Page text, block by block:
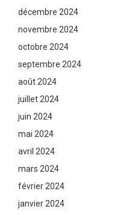
décembre 2024
novembre 2024
octobre 2024
septembre 2024
août 2024
juillet 2024
juin 2024
mai 2024
avril 2024
mars 2024
février 2024
janvier 2024